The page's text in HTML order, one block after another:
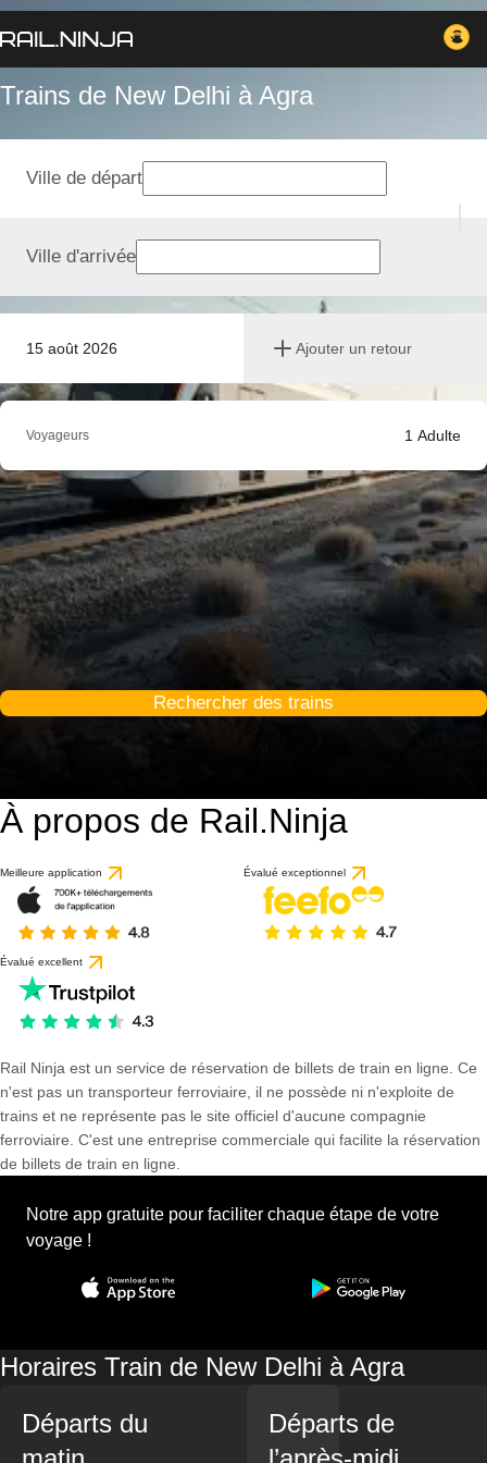
Trains de New Delhi à Agra
15 août 2026 Ajouter un retour
Ville de départ
Ville d'arrivée
Voyageurs 1 Adulte
Rechercher des trains
À propos de Rail.Ninja
Meilleure application Évalué exceptionnel
Évalué excellent
Rail Ninja est un service de réservation de billets de train en ligne. Ce
n'est pas un transporteur ferroviaire, il ne possède ni n'exploite de
trains et ne représente pas le site officiel d'aucune compagnie
ferroviaire. C'est une entreprise commerciale qui facilite la réservation
de billets de train en ligne.
Notre app gratuite pour faciliter chaque étape de votre
voyage !
Horaires Train de New Delhi à Agra
Départs du
Départs de